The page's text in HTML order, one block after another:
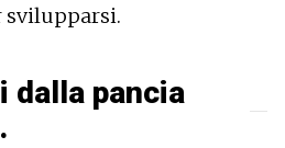
svilupparsi.
dalla pancia